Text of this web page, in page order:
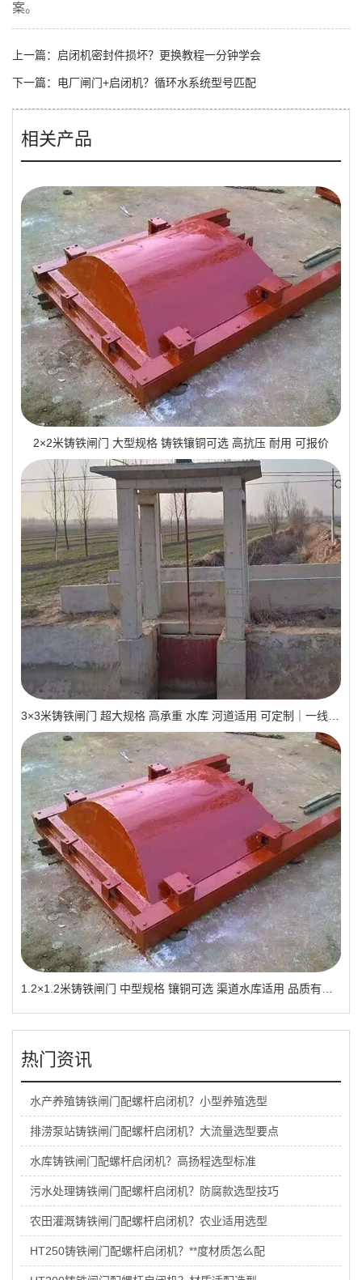
案。
上一篇： 启闭机密封件损坏？更换教程一分钟学会
下一篇： 电厂闸门+启闭机？循环水系统型号匹配
相关产品
2×2米铸铁闸门 大型规格 铸铁镶铜可选 高抗压 耐用 可报价
3×3米铸铁闸门 超大规格 高承重 水库 河道适用 可定制｜一线实操优选，抗压稳如磐石
1.2×1.2米铸铁闸门 中型规格 镶铜可选 渠道水库适用 品质有助于维持
热门资讯
水产养殖铸铁闸门配螺杆启闭机？小型养殖选型
排涝泵站铸铁闸门配螺杆启闭机？大流量选型要点
水库铸铁闸门配螺杆启闭机？高扬程选型标准
污水处理铸铁闸门配螺杆启闭机？防腐款选型技巧
农田灌溉铸铁闸门配螺杆启闭机？农业适用选型
HT250铸铁闸门配螺杆启闭机？**度材质怎么配